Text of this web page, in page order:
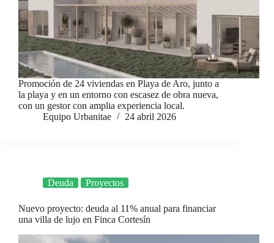
Promoción de 24 viviendas en Playa de Aro, junto a
la playa y en un entorno con escasez de obra nueva,
con un gestor con amplia experiencia local.
Equipo Urbanitae
24 abril 2026
Deuda Proyectos
Nuevo proyecto: deuda al 11% anual para financiar
una villa de lujo en Finca Cortesín